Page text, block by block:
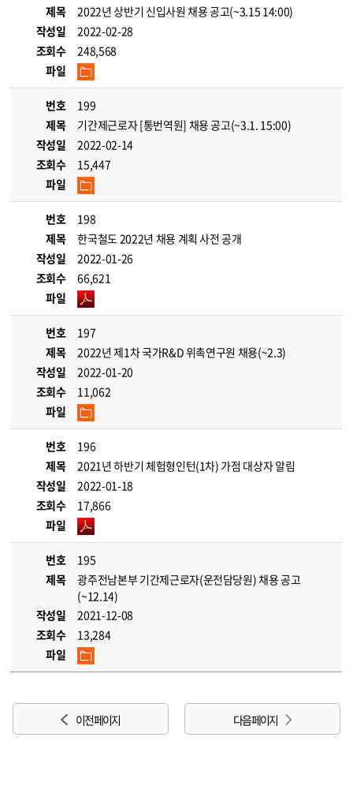
제목
2022년 상반기 신입사원 채용 공고(~3.15 14:00)
작성일
2022-02-28
조회수
248,568
파일
번호
199
제목
기간제근로자 [통번역원] 채용 공고(~3.1. 15:00)
작성일
2022-02-14
조회수
15,447
파일
번호
198
제목
한국철도 2022년 채용 계획 사전 공개
작성일
2022-01-26
조회수
66,621
파일
번호
197
제목
2022년 제1차 국가R&D 위촉연구원 채용(~2.3)
작성일
2022-01-20
조회수
11,062
파일
번호
196
제목
2021년 하반기 체험형인턴(1차) 가점 대상자 알림
작성일
2022-01-18
조회수
17,866
파일
번호
195
제목
광주전남본부 기간제근로자(운전담당원) 채용 공고
(~12.14)
작성일
2021-12-08
조회수
13,284
파일
이전 페이지 다음 페이지